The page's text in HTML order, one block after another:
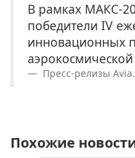
В рамках МАКС-
победители IV
инновационных
Пресс-релизы
Похожие